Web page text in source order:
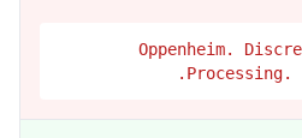
[1]. Oppenheim.
Processing.